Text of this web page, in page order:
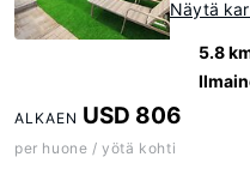
Näytä
5.8
ALKAEN USD 806
per huone / yötä kohti